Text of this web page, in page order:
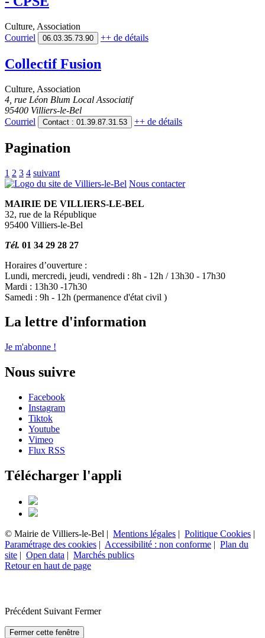
Culture, Association
Courriel
06.03.35.73.90 ++ de détails
Collectif Fusion
Culture, Association
4, rue Léon Blum Local Associatif
95400 Villiers-le-Bel
Courriel
Contact : 01.39.87.31.53 ++ de détails
Pagination
1 2 3 4 suivant
Nous contacter
MAIRIE DE VILLIERS-LE-BEL
32, rue de la République
95400 Villiers-le-Bel
Tél. 01 34 29 28 27
Horaires d’ouverture :
Lundi, mercredi, jeudi, vendredi : 8h - 12h / 13h30 - 17h30
Mardi : 13h30 -17h30
Samedi : 9h - 12h (permanence d'état civil )
La lettre d'information
Je m'abonne !
Nous suivre
Facebook
Instagram
Tiktok
Youtube
Vimeo
Flux RSS
Télécharger l'appli
© Mairie de Villiers-le-Bel | Mentions légales | Politique Cookies |
Paramétrage des cookies | Accessibilité : non conforme | Plan du
site | Open data | Marchés publics
Retour en haut de page
Précédent Suivant Fermer
Fermer cette fenêtre